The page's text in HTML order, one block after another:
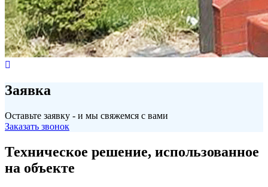
Заявка
Оставьте заявку - и мы свяжемся с вами
Заказать звонок
Техническое решение, использованное
на объекте